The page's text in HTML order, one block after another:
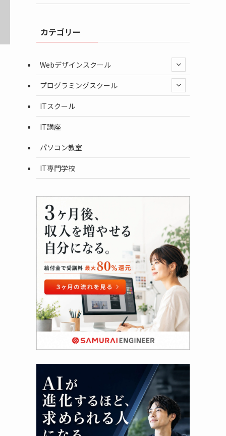
カテゴリー
Webデザインスクール
プログラミングスクール
ITスクール
IT講座
パソコン教室
IT専門学校